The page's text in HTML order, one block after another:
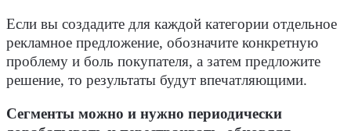
Если вы создадите для каждой категории отдельное
рекламное предложение, обозначите конкретную
проблему и боль покупателя, а затем предложите
решение, то результаты будут впечатляющими.
Сегменты можно и нужно периодически